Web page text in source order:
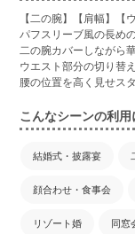
【二の腕】【肩幅】【
パフスリーブ風の長め
二の腕カバーしながら
ウエスト部分の切り替え
腰の位置を高く見せス
こんなシーンの利用
結婚式・披露宴
顔合わせ・食事会
リゾート婚 同窓